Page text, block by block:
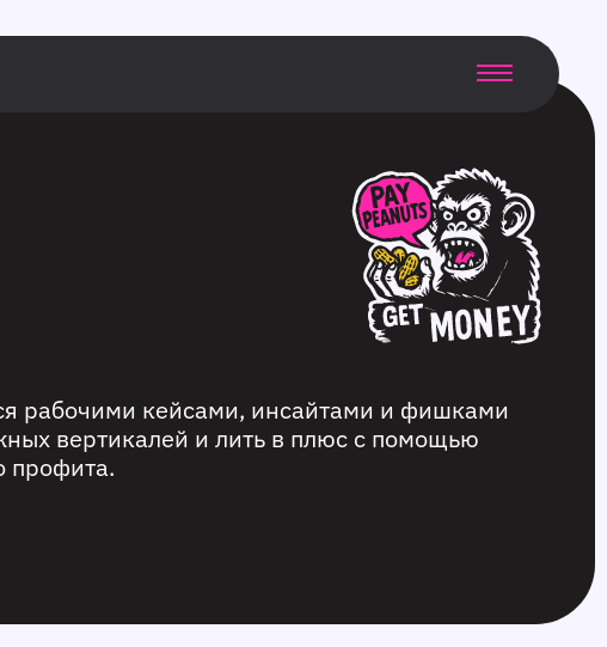
рабочими кейсами, инсайтами и фишками
вертикалей и лить в плюс с помощью
профита.